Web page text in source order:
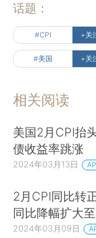
话题：
#CPI +关
#美国 +关
相关阅读
美国2月CPI抬
债收益率跳涨
2024年03月13日
2月CPI同比转
同比降幅扩大
2024年03月09日